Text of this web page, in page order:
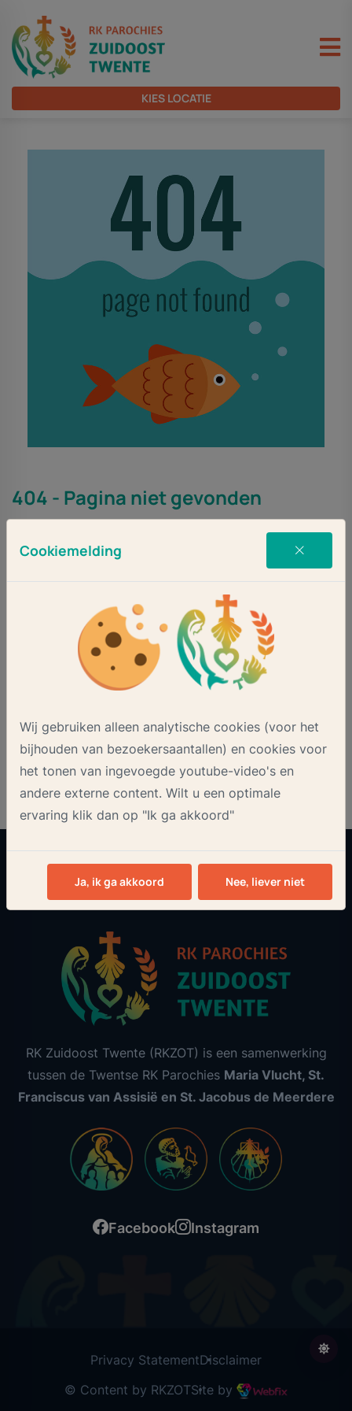
Cookiemelding
Wij gebruiken alleen analytische cookies (voor het
bijhouden van bezoekersaantallen) en cookies voor
het tonen van ingevoegde youtube-video's en
andere externe content. Wilt u een optimale
ervaring klik dan op "Ik ga akkoord"
Ja, ik ga akkoord Nee, liever niet
KIES LOCATIE
404 - Pagina niet gevonden
Ga terug of kies een andere optie via het hoofdmenu.
Ga terug
Onze nieuwsbrief
Aanmelden
RK Zuidoost Twente (RKZOT) is een samenwerking
tussen de Twentse RK Parochies Maria Vlucht, St.
Franciscus van Assisië en St. Jacobus de Meerdere
Facebook Instagram
Privacy StatementDisclaimer
© Content by RKZOTSite by